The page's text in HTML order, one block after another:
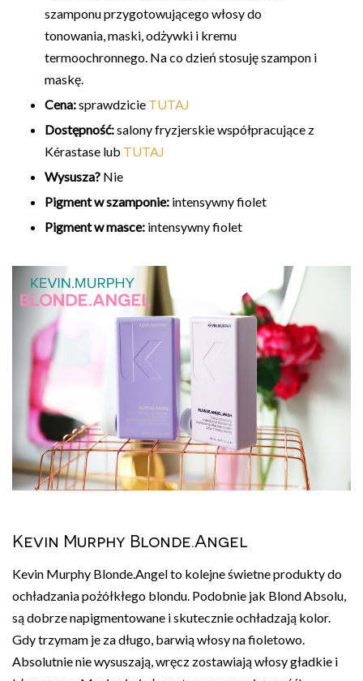
szamponu przygotowującego włosy do
tonowania, maski, odżywki i kremu
termoochronnego. Na co dzień stosuję szampon i
maskę.
Cena:sprawdzicie TUTAJ
Dostępność:salony fryzjerskie współpracujące z
Kérastase lub TUTAJ
Wysusza? Nie
Pigment w szamponie: intensywny fiolet
Pigment w masce: intensywny fiolet
Kevin Murphy Blonde.Angel
Kevin Murphy Blonde.Angel to kolejne świetne produkty do
ochładzania pożółkłego blondu. Podobnie jak Blond Absolu,
są dobrze napigmentowane i skutecznie ochładzają kolor.
Gdy trzymam je za długo, barwią włosy na fioletowo.
Absolutnie nie wysuszają, wręcz zostawiają włosy gładkie i